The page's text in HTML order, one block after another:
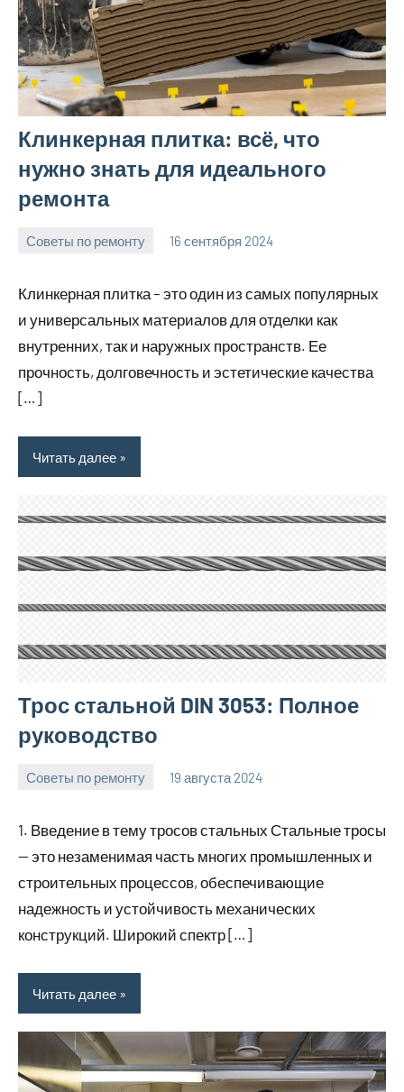
Клинкерная плитка: всё, что
нужно знать для идеального
ремонта
Советы по ремонту 16 сентября 2024
Клинкерная плитка – это один из самых популярных
и универсальных материалов для отделки как
внутренних, так и наружных пространств. Ее
прочность, долговечность и эстетические качества
[…]
Читать далее
Трос стальной DIN 3053: Полное
руководство
Советы по ремонту 19 августа 2024
1. Введение в тему тросов стальных Стальные тросы
— это незаменимая часть многих промышленных и
строительных процессов, обеспечивающие
надежность и устойчивость механических
конструкций. Широкий спектр […]
Читать далее